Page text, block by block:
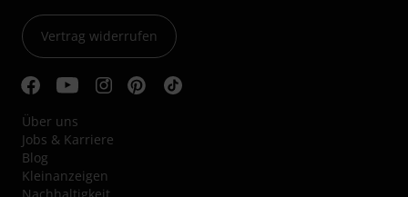
Vertrag widerrufen
Über uns
Jobs & Karriere
Blog
Kleinanzeigen